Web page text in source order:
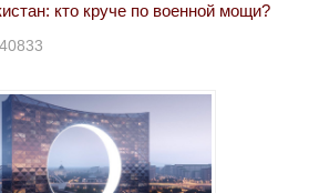
кто круче по военной мощи?
40833